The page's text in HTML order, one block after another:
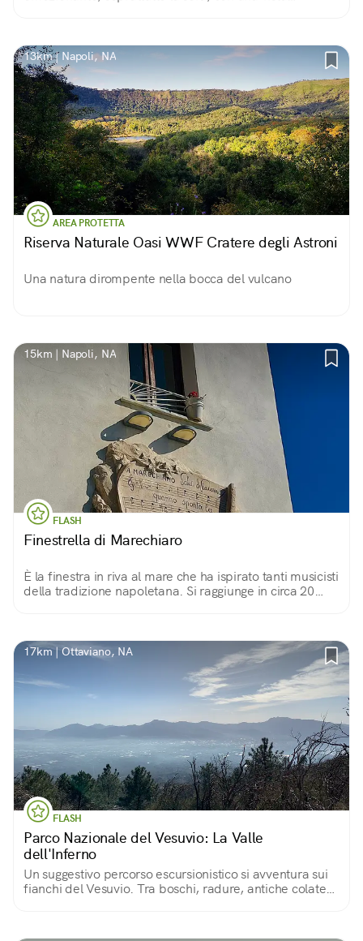
13km | Napoli, NA
AREA PROTETTA
Riserva Naturale Oasi WWF Cratere degli Astroni
Una natura dirompente nella bocca del vulcano
15km | Napoli, NA
FLASH
Finestrella di Marechiaro
È la finestra in riva al mare che ha ispirato tanti musicisti
della tradizione napoletana. Si raggiunge in circa 20
17km | Ottaviano, NA
FLASH
Parco Nazionale del Vesuvio: La Valle
dell'Inferno
Un suggestivo percorso escursionistico si avventura sui
fianchi del Vesuvio. Tra boschi, radure, antiche colate